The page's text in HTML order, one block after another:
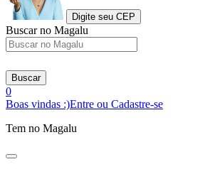
Digite seu CEP
Buscar no Magalu
Buscar
0
Boas vindas :)Entre ou Cadastre-se
Tem no Magalu